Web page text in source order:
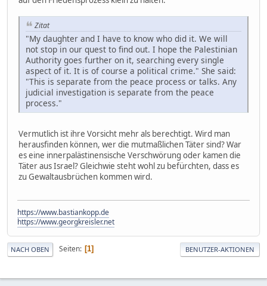
Zitat
"My daughter and I have to know who did it. We will
not stop in our quest to find out. I hope the Palestinian
Authority goes further on it, searching every single
aspect of it. It is of course a political crime." She said:
"This is separate from the peace process or talks. Any
judicial investigation is separate from the peace
process."
Vermutlich ist ihre Vorsicht mehr als berechtigt. Wird man
herausfinden können, wer die mutmaßlichen Täter sind? War
es eine innerpalästinensische Verschwörung oder kamen die
Täter aus Israel? Gleichwie steht wohl zu befürchten, dass es
zu Gewaltausbrüchen kommen wird.
https://www.bastiankopp.de
https://www.georgkreisler.net
NACH OBEN Seiten 1 BENUTZER-AKTIONEN